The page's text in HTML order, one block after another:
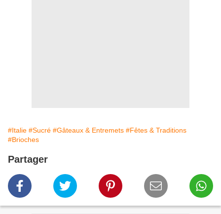
#Italie #Sucré #Gâteaux & Entremets #Fêtes & Traditions
#Brioches
Partager